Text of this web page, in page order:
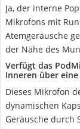
Ja, der interne
Mikrofons mit
Atemgeräusche
der Nähe des
Verfügt das
Inneren über
Dieses Mikrofon
dynamischen
Geräusche durch